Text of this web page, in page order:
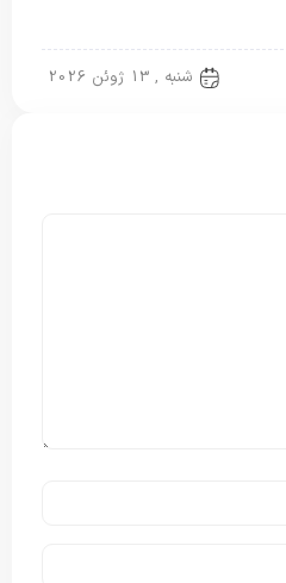
شنبه , 13 ژوئن 2026